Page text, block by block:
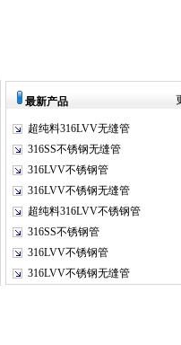
最新产品
超纯料316LVV无缝管
316SS不锈钢无缝管
316LVV不锈钢管
316LVV不锈钢无缝管
超纯料316LVV不锈钢管
316SS不锈钢管
316LVV不锈钢管
316LVV不锈钢无缝管